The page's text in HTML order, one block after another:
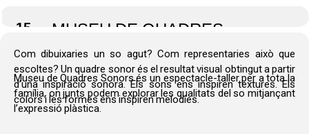
15
MUSEU DE QUADRES
SONORS, CENTRE CÍVIC
SANT MARTÍ, BCN 18.00
Com dibuixaries un so agut? Com representaries això que
escoltes? Un quadre sonor és el resultat visual obtingut a partir
d’una inspiració sonora. Els sons ens inspiren textures. Els
colors i les formes ens inspiren melodies.
Museu de Quadres Sonors és un espectacle-taller per a tota la
família, on junts podem explorar les qualitats del so mitjançant
l’expressió plàstica.